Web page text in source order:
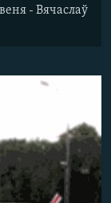
- Вячаслаў